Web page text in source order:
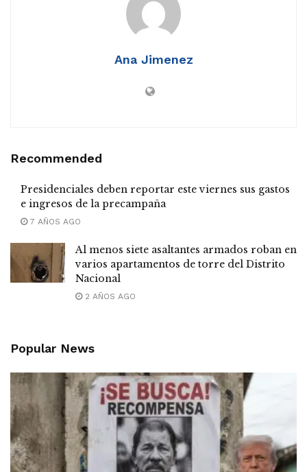
Ana Jimenez
Recommended
Presidenciales deben reportar este viernes sus gastos
e ingresos de la precampaña
7 AÑOS AGO
Al menos siete asaltantes armados roban en
varios apartamentos de torre del Distrito
Nacional
2 AÑOS AGO
Popular News